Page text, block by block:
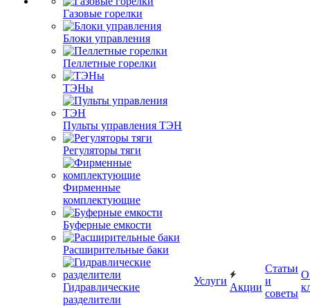
Газовые горелки
Блоки управления
Пеллетные горелки
ТЭНы
Пульты управления ТЭН
Регуляторы тяги
Фирменные
комплектующие
Буферные емкости
Расширительные баки
Гидравлические
разделители
Услуги
Акции
Статьи
и
советы